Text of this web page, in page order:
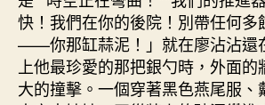
快！我們在你的後院！別帶任何多
——你那缸蒜泥！」就在廖沾沾還
上他最珍愛的那把銀勺時，外面
大的撞擊。一個穿著黑色燕尾服、